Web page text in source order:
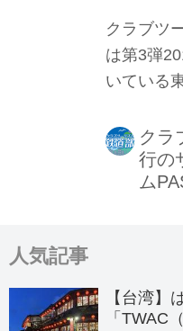
クラブツ
は第3弾
いている
日本車両
ー。50系
線経由）
お付き合
す。
クラ
行の
ム
人気記事
【台湾】
「TWAC